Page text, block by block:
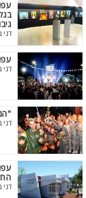
דני
דני
דני
דני